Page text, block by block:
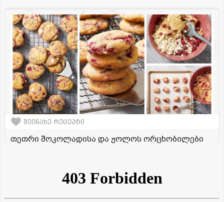
შეინახე რეცეპტი
თეთრი შოკოლადისა და ჟოლოს ორცხობილები